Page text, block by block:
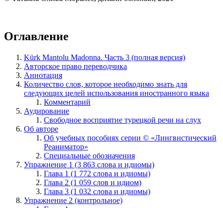
Оглавление
Kürk Mantolu Madonna. Часть 3 (полная версия)
Авторское право переводчика
Аннотация
Количество слов, которое необходимо знать для
следующих целей использования иностранного языка
Комментарий
Аудирование
Свободное восприятие турецкой речи на слух
Об авторе
Об учебных пособиях серии © «Лингвистический
Реаниматор»
Специальные обозначения
Упражнение 1 (3 863 слова и идиомы)
Глава 1 (1 772 слова и идиомы)
Глава 2 (1 059 слов и идиом)
Глава 3 (1 032 слова и идиомы)
Упражнение 2 (контрольное)